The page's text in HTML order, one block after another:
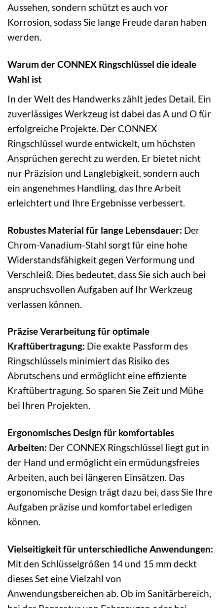
Aussehen, sondern schützt es auch vor
Korrosion, sodass Sie lange Freude daran haben
werden.
Warum der CONNEX Ringschlüssel die ideale
Wahl ist
In der Welt des Handwerks zählt jedes Detail. Ein
zuverlässiges Werkzeug ist dabei das A und O für
erfolgreiche Projekte. Der CONNEX
Ringschlüssel wurde entwickelt, um höchsten
Ansprüchen gerecht zu werden. Er bietet nicht
nur Präzision und Langlebigkeit, sondern auch
ein angenehmes Handling, das Ihre Arbeit
erleichtert und Ihre Ergebnisse verbessert.
Robustes Material für lange Lebensdauer: Der
Chrom-Vanadium-Stahl sorgt für eine hohe
Widerstandsfähigkeit gegen Verformung und
Verschleiß. Dies bedeutet, dass Sie sich auch bei
anspruchsvollen Aufgaben auf Ihr Werkzeug
verlassen können.
Präzise Verarbeitung für optimale
Kraftübertragung: Die exakte Passform des
Ringschlüssels minimiert das Risiko des
Abrutschens und ermöglicht eine effiziente
Kraftübertragung. So sparen Sie Zeit und Mühe
bei Ihren Projekten.
Ergonomisches Design für komfortables
Arbeiten: Der CONNEX Ringschlüssel liegt gut in
der Hand und ermöglicht ein ermüdungsfreies
Arbeiten, auch bei längeren Einsätzen. Das
ergonomische Design trägt dazu bei, dass Sie Ihre
Aufgaben präzise und komfortabel erledigen
können.
Vielseitigkeit für unterschiedliche Anwendungen:
Mit den Schlüsselgrößen 14 und 15 mm deckt
dieses Set eine Vielzahl von
Anwendungsbereichen ab. Ob im Sanitärbereich,